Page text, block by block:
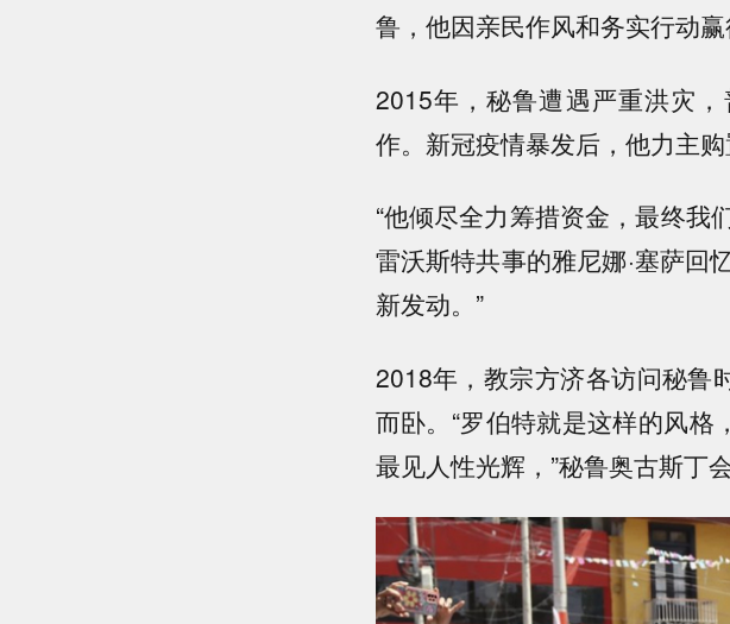
鲁，他因亲民作风和务实行动赢
2015年，秘鲁遭遇严重洪灾
作。新冠疫情暴发后，他力主
“他倾尽全力筹措资金，最终我
雷沃斯特共事的雅尼娜·塞萨回
新发动。”
2018年，教宗方济各访问秘鲁
而卧。“罗伯特就是这样的风
最见人性光辉，”秘鲁奥古斯丁